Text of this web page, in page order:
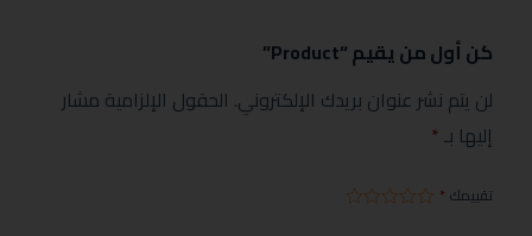
كن أول من يقيم “Product”
لن يتم نشر عنوان بريدك الإلكتروني. الحقول الإلزامية مشار
إليها بـ*
تقييمك *